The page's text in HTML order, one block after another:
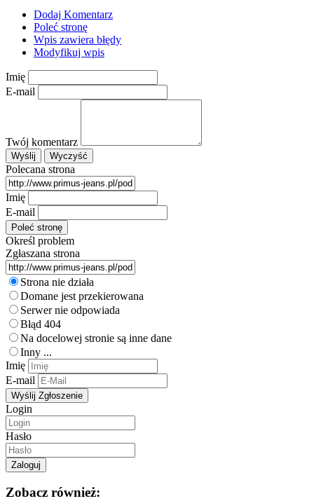
Dodaj Komentarz
Poleć stronę
Wpis zawiera błędy
Modyfikuj wpis
Imię
E-mail
Twój komentarz
Polecana strona
Imię
E-mail
Określ problem
Zgłaszana strona
Strona nie działa
Domane jest przekierowana
Serwer nie odpowiada
Błąd 404
Na docelowej stronie są inne dane
Inny ...
Imię
E-mail
Login
Hasło
Zobacz również: